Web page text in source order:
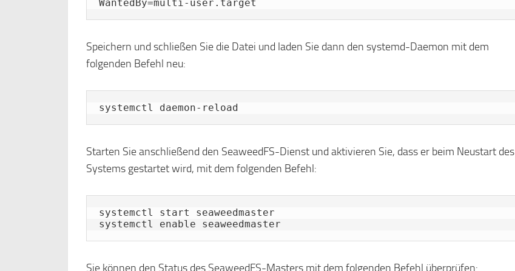
Speichern und schließen Sie die Datei und laden Sie dann den systemd-Daemon mit dem
folgenden Befehl neu:
systemctl daemon-reload
Starten Sie anschließend den SeaweedFS-Dienst und aktivieren Sie, dass er beim Neustart des
Systems gestartet wird, mit dem folgenden Befehl:
systemctl start seaweedmaster
systemctl enable seaweedmaster
Sie können den Status des SeaweedFS-Masters mit dem folgenden Befehl überprüfen: